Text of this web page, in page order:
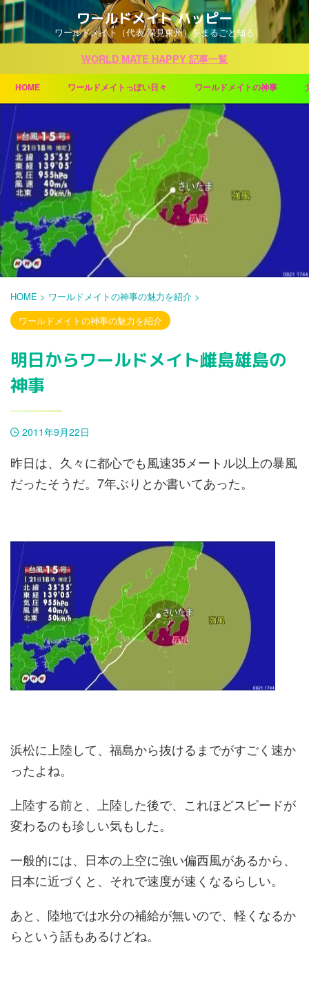
ワールドメイト ハッピー
ワールドメイト（代表 深見東州）をまるごと知る
WORLD MATE HAPPY 記事一覧
HOME ワールドメイトっぽい日々 ワールドメイトの神事
HOME > ワールドメイトの神事の魅力を紹介 >
ワールドメイトの神事の魅力を紹介
明日からワールドメイト雌島雄島の
神事
2011年9月22日
昨日は、久々に都心でも風速35メートル以上の暴風
だったそうだ。7年ぶりとか書いてあった。
浜松に上陸して、福島から抜けるまでがすごく速か
ったよね。
上陸する前と、上陸した後で、これほどスピードが
変わるのも珍しい気もした。
一般的には、日本の上空に強い偏西風があるから、
日本に近づくと、それで速度が速くなるらしい。
あと、陸地では水分の補給が無いので、軽くなるか
らという話もあるけどね。